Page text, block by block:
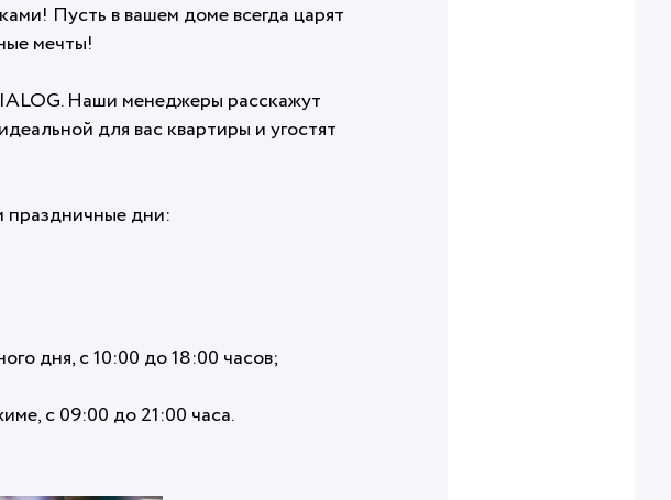
Пусть в вашем доме всегда царят
мечты!
Наши менеджеры расскажут
для вас квартиры и угостят
дни:
дня, с 10:00 до 18:00 часов;
с 09:00 до 21:00 часа.